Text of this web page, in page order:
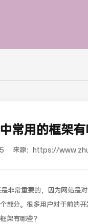
常用的框架有
来源： https://
常重要的，因为网站是对
部分。很多用户对于前端
架有哪些？